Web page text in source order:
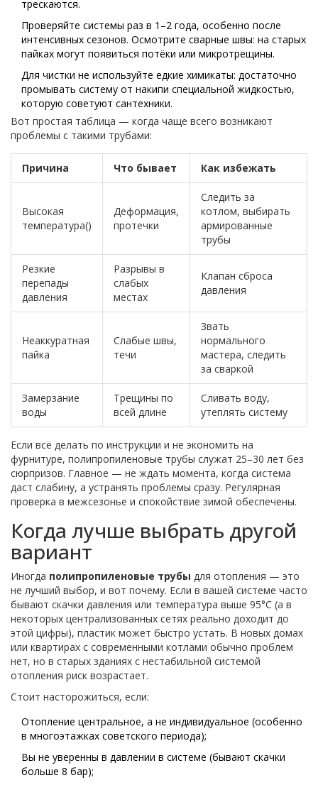
трескаются.
Проверяйте системы раз в 1–2 года, особенно после
интенсивных сезонов. Осмотрите сварные швы: на старых
пайках могут появиться потёки или микротрещины.
Для чистки не используйте едкие химикаты: достаточно
промывать систему от накипи специальной жидкостью,
которую советуют сантехники.
Вот простая таблица — когда чаще всего возникают
проблемы с такими трубами:
Причина Что бывает Как избежать
Высокая
температура()
Деформация,
протечки
Следить за
котлом, выбирать
армированные
трубы
Резкие
перепады
давления
Разрывы в
слабых
местах
Клапан сброса
давления
Неаккуратная
пайка
Слабые швы,
течи
Звать
нормального
мастера, следить
за сваркой
Замерзание
воды
Трещины по
всей длине
Сливать воду,
утеплять систему
Если всё делать по инструкции и не экономить на
фурнитуре, полипропиленовые трубы служат 25–30 лет без
сюрпризов. Главное — не ждать момента, когда система
даст слабину, а устранять проблемы сразу. Регулярная
проверка в межсезонье и спокойствие зимой обеспечены.
Когда лучше выбрать другой
вариант
Иногда полипропиленовые трубы для отопления — это
не лучший выбор, и вот почему. Если в вашей системе часто
бывают скачки давления или температура выше 95°C (а в
некоторых централизованных сетях реально доходит до
этой цифры), пластик может быстро устать. В новых домах
или квартирах с современными котлами обычно проблем
нет, но в старых зданиях с нестабильной системой
отопления риск возрастает.
Стоит насторожиться, если:
Отопление центральное, а не индивидуальное (особенно
в многоэтажках советского периода);
Вы не уверенны в давлении в системе (бывают скачки
больше 8 бар);